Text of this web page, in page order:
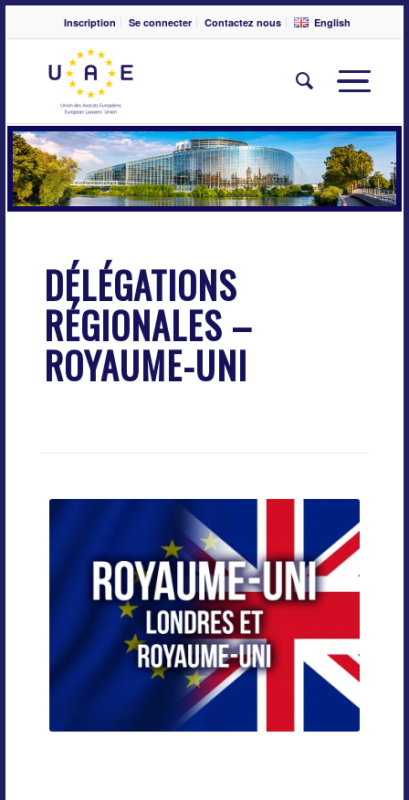
Inscription Se connecter Contactez nous English
DÉLÉGATIONS
RÉGIONALES –
ROYAUME-UNI